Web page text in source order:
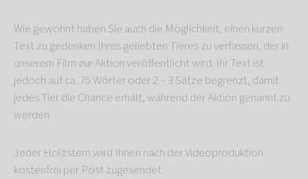
Wie gewohnt haben Sie auch die Möglichkeit, einen kurzen
Text zu gedenken Ihres geliebten Tieres zu verfassen, der in
unserem Film zur Aktion veröffentlicht wird. Ihr Text ist
jedoch auf ca. 75 Wörter oder 2 – 3 Sätze begrenzt, damit
jedes Tier die Chance erhält, während der Aktion genannt zu
werden.
Jeder Holzstern wird Ihnen nach der Videoproduktion
kostenfrei per Post zugesendet.